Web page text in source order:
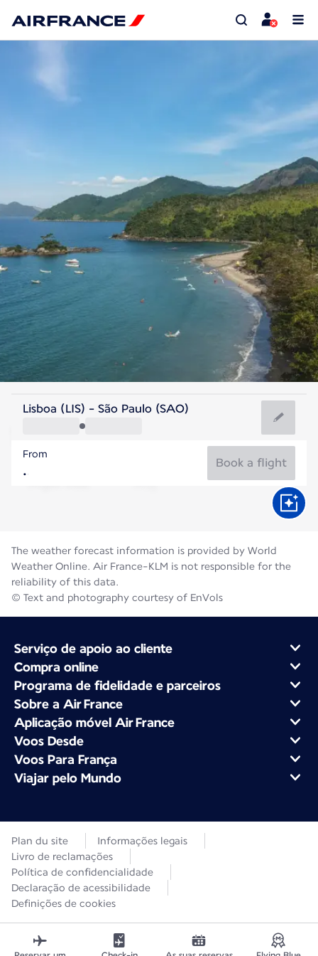
Brazil
São Paulo
Brazil
Lisboa (LIS) - São Paulo (SAO)
From
Book a flight
The weather forecast information is provided by World
Weather Online. Air France-KLM is not responsible for the
reliability of this data.
© Text and photography courtesy of EnVols
Serviço de apoio ao cliente
Compra online
Programa de fidelidade e parceiros
Sobre a Air France
Aplicação móvel Air France
Voos Desde
Voos Para França
Viajar pelo Mundo
Plan du site
Informações legais
Livro de reclamações
Política de confidencialidade
Declaração de acessibilidade
Definições de cookies